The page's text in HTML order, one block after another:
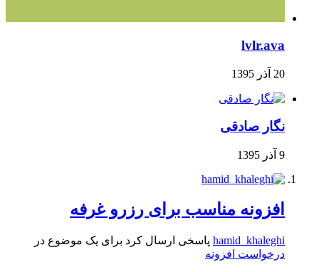
lvlr.ava
نگار صادقی
افزونه مناسب برای رزرو غرفه
hamid_khaleghiپاسخی ارسال کرد برای یک موضوع در
درخواست افزونه